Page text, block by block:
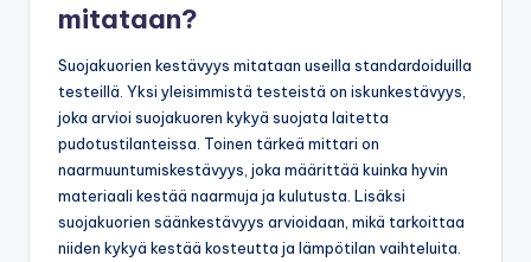
mitataan?
Suojakuorien kestävyys mitataan useilla standardoiduilla
testeillä. Yksi yleisimmistä testeistä on iskunkestävyys,
joka arvioi suojakuoren kykyä suojata laitetta
pudotustilanteissa. Toinen tärkeä mittari on
naarmuuntumiskestävyys, joka määrittää kuinka hyvin
materiaali kestää naarmuja ja kulutusta. Lisäksi
suojakuorien säänkestävyys arvioidaan, mikä tarkoittaa
niiden kykyä kestää kosteutta ja lämpötilan vaihteluita.